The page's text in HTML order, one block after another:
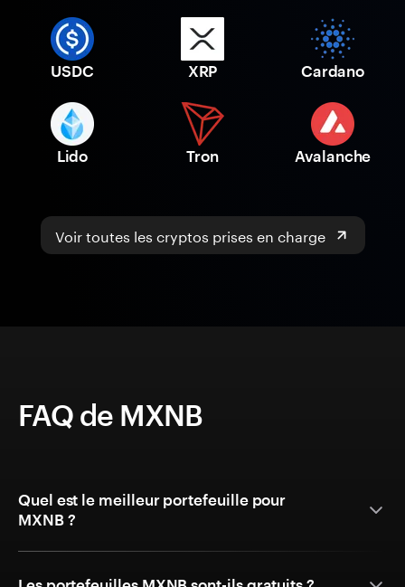
USDC XRP Cardano
Lido Tron Avalanche
Voir toutes les cryptos prises en charge
FAQ de MXNB
Quel est le meilleur portefeuille pour
MXNB ?